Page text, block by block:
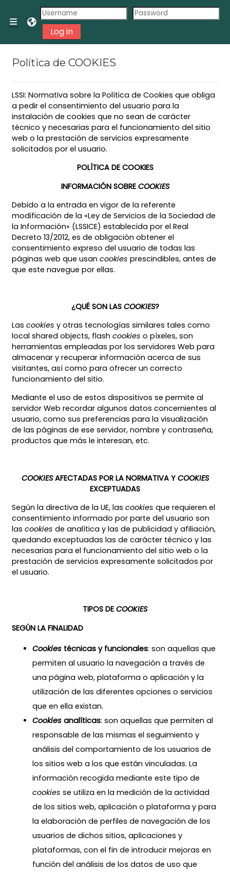
Vés al contingut principal
Panell lateral
Log in
Política de COOKIES
LSSI: Normativa sobre la Política de Cookies que obliga
a pedir el consentimiento del usuario para la
instalación de cookies que no sean de carácter
técnico y necesarias para el funcionamiento del sitio
web o la prestación de servicios expresamente
solicitados por el usuario.
POLÍTICA DE COOKIES
INFORMACIÓN SOBRE COOKIES
Debido a la entrada en vigor de la referente
modificación de la «Ley de Servicios de la Sociedad de
la Información» (LSSICE) establecida por el Real
Decreto 13/2012, es de obligación obtener el
consentimiento expreso del usuario de todas las
páginas web que usan cookies prescindibles, antes de
que este navegue por ellas.
¿QUÉ SON LAS COOKIES?
Las cookies y otras tecnologías similares tales como
local shared objects, flash cookies o píxeles, son
herramientas empleadas por los servidores Web para
almacenar y recuperar información acerca de sus
visitantes, así como para ofrecer un correcto
funcionamiento del sitio.
Mediante el uso de estos dispositivos se permite al
servidor Web recordar algunos datos concernientes al
usuario, como sus preferencias para la visualización
de las páginas de ese servidor, nombre y contraseña,
productos que más le interesan, etc.
COOKIESAFECTADAS POR LA NORMATIVA Y COOKIES
EXCEPTUADAS
Según la directiva de la UE, las cookies que requieren el
consentimiento informado por parte del usuario son
las cookies de analítica y las de publicidad y afiliación,
quedando exceptuadas las de carácter técnico y las
necesarias para el funcionamiento del sitio web o la
prestación de servicios expresamente solicitados por
el usuario.
TIPOS DE COOKIES
SEGÚN LA FINALIDAD
Cookies técnicas y funcionales: son aquellas que
permiten al usuario la navegación a través de
una página web, plataforma o aplicación y la
utilización de las diferentes opciones o servicios
que en ella existan.
Cookies analíticas: son aquellas que permiten al
responsable de las mismas el seguimiento y
análisis del comportamiento de los usuarios de
los sitios web a los que están vinculadas. La
información recogida mediante este tipo de
cookies se utiliza en la medición de la actividad
de los sitios web, aplicación o plataforma y para
la elaboración de perfiles de navegación de los
usuarios de dichos sitios, aplicaciones y
plataformas, con el fin de introducir mejoras en
función del análisis de los datos de uso que